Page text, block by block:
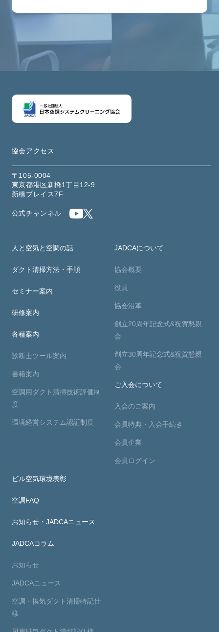
協会アクセス
〒105-0004
東京都港区新橋1丁目12-9
新橋プレイス7F
公式チャンネル
人と空気と空調の話
ダクト清掃方法・手順
セミナー案内
研修案内
各種案内
診断士ツール案内
書籍案内
空調用ダクト清掃技術評価制
度
環境経営システム認証制度
JADCAについて
協会概要
役員
協会沿革
創立20周年記念式&祝賀懇親
会
創立30周年記念式&祝賀懇親
会
ご入会について
入会のご案内
会員特典・入会手続き
会員企業
会員ログイン
ビル空気環境表彰
空調FAQ
お知らせ・JADCAニュース
JADCAコラム
お知らせ
JADCAニュース
空調・換気ダクト清掃特記仕
様